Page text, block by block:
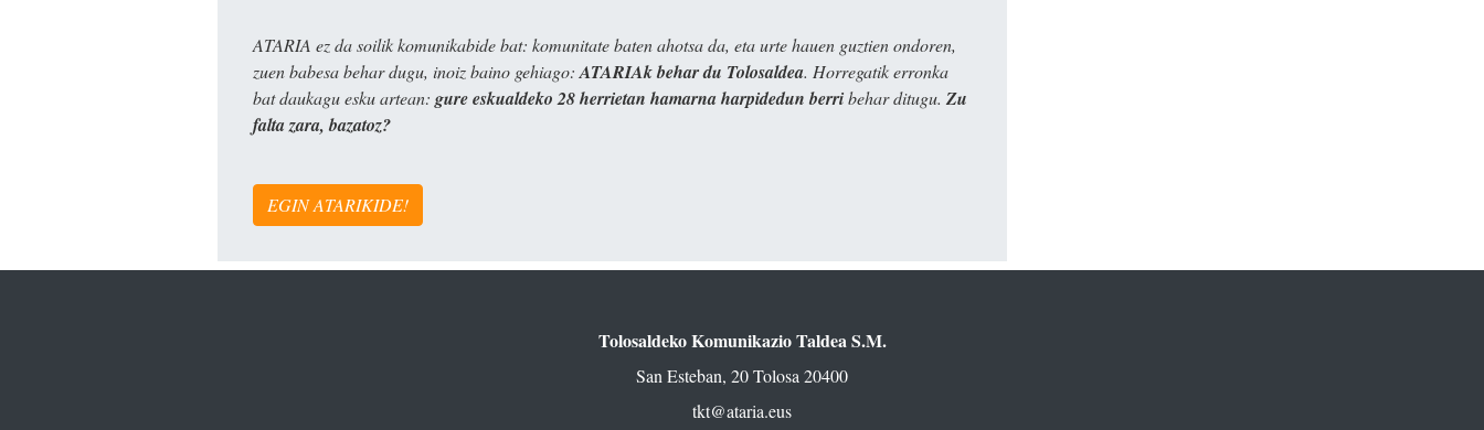
ATARIA ez da soilik komunikabide bat: komunitate baten ahotsa da, eta urte hauen guztien ondoren,
zuen babesa behar dugu, inoiz baino gehiago: ATARIAk behar du Tolosaldea. Horregatik erronka
bat daukagu esku artean: gure eskualdeko 28 herrietan hamarna harpidedun berribehar ditugu. Zu
falta zara, bazatoz?
EGIN ATARIKIDE!
Tolosaldeko Komunikazio Taldea S.M.
San Esteban, 20 Tolosa 20400
tkt@ataria.eus